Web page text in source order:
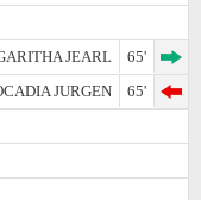
JEARL
65'
JURGEN
65'